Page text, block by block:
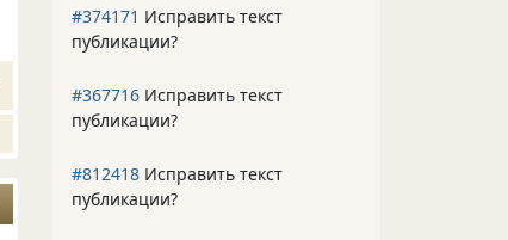
#374171 Исправить текст
публикации?
#367716 Исправить текст
публикации?
#812418 Исправить текст
публикации?